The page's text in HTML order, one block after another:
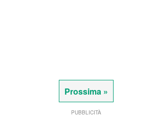
Prossima »
PUBBLICITÀ